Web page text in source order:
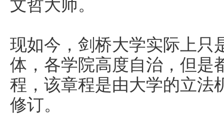
文哲大师。
现如今，剑桥大学实际上只
体，各学院高度自治，但是
程，该章程是由大学的立法
修订。